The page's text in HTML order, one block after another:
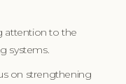
attention to the
systems.
on strengthening